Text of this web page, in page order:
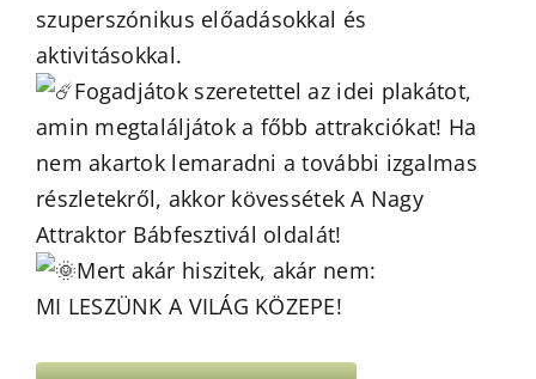
szuperszónikus előadásokkal és
aktivitásokkal.
Fogadjátok szeretettel az idei plakátot,
amin megtaláljátok a főbb attrakciókat! Ha
nem akartok lemaradni a további izgalmas
részletekről, akkor kövessétek A Nagy
Attraktor Bábfesztivál oldalát!
Mert akár hiszitek, akár nem:
MI LESZÜNK A VILÁG KÖZEPE!